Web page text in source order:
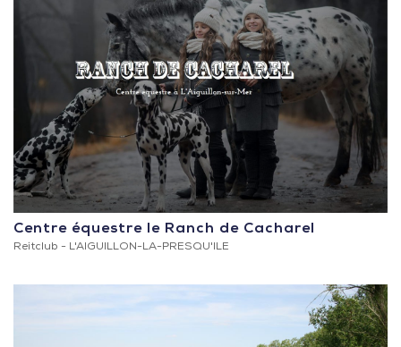
Centre équestre le Ranch de Cacharel
Reitclub - L'AIGUILLON-LA-PRESQU'ILE